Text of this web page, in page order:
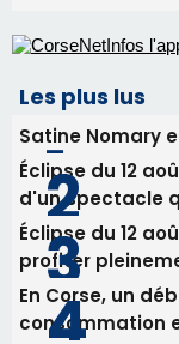
Les plus lus
Satine Nomary
Éclipse du 12
d'un spectacle
Éclipse du 12
profiter
En Corse, un
consommation